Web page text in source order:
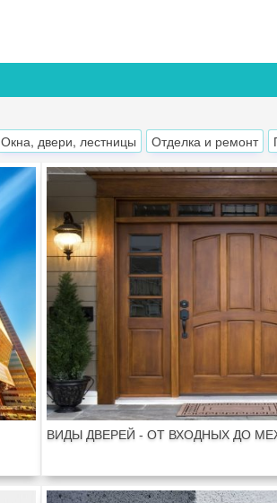
Окна, двери, лестницы Отделка и ремонт
ВИДЫ ДВЕРЕЙ - ОТ ВХОДНЫХ ДО